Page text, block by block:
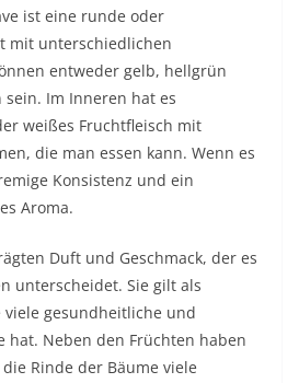
ist eine runde oder
mit unterschiedlichen
entweder gelb, hellgrün
Im Inneren hat es
weißes Fruchtfleisch mit
die man essen kann. Wenn es
Konsistenz und ein
Aroma.
Duft und Geschmack, der es
unterscheidet. Sie gilt als
viele gesundheitliche und
hat. Neben den Früchten haben
Rinde der Bäume viele